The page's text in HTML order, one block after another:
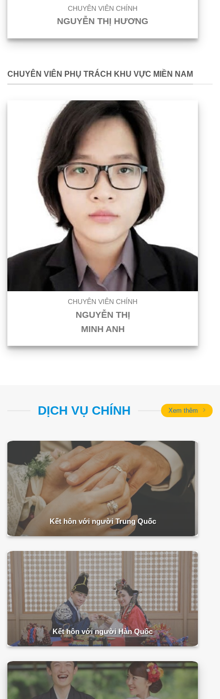
CHUYÊN VIÊN CHÍNH
NGUYỄN THỊ HƯƠNG
CHUYÊN VIÊN PHỤ TRÁCH KHU VỰC MIỀN NAM
CHUYÊN VIÊN CHÍNH
NGUYỄN THỊ
MINH ANH
DỊCH VỤ CHÍNH Xem thêm
Kết hôn với người Trung Quốc
Kết hôn với người Hàn Quốc